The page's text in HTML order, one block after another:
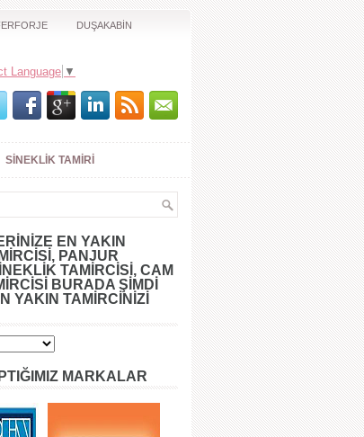
DUŞAKABİN
Language ▼
SINEKLIK TAMIRI
EN YAKIN
PANJUR
TAMIRCISI, CAM
BURADA ŞIMDI
YAKIN TAMİRCİNİZİ
MARKALAR